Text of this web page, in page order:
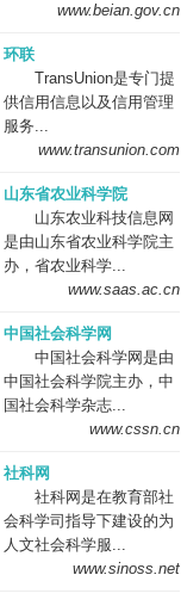
www.beian.gov.cn
环联
TransUnion是专门提
供信用信息以及信用管理
服务...
www.transunion.com
山东省农业科学院
山东农业科技信息网
是由山东省农业科学院主
办，省农业科学...
www.saas.ac.cn
中国社会科学网
中国社会科学网是由
中国社会科学院主办，中
国社会科学杂志...
www.cssn.cn
社科网
社科网是在教育部社
会科学司指导下建设的为
人文社会科学服...
www.sinoss.net